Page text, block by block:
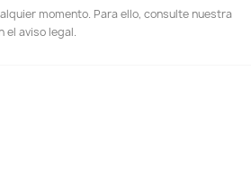
momento. Para ello, consulte nuestra
el aviso legal.